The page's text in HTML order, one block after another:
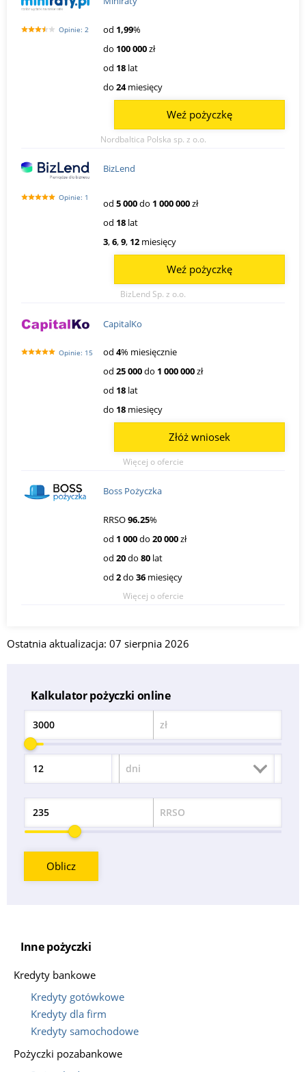
Opinie: 2 od 1,99%
do 100 000zł
od 18 lat
do 24miesięcy
Nordbaltica Polska sp. z o.o.
Weź pożyczkę
Opinie: 1
BizLend
od 5 000do 1 000 000zł
od 18 lat
3,6,9, 12 miesięcy
BizLend Sp. z o.o.
Weź pożyczkę
Opinie: 15
CapitalKo
od 4% miesięcznie
od 25 000do 1 000 000zł
od 18 lat
do 18 miesięcy
Więcej o ofercie
Złóż wniosek
Boss Pożyczka
RRSO96.25%
od 1 000do 20 000zł
od 20do 80 lat
od 2do 36 miesięcy
Więcej o ofercie
Ostatnia aktualizacja: 07 sierpnia 2026
Kalkulator pożyczki online
Kwota zł
Okres dni
Odsetek RRSO
Oblicz
Inne pożyczki
Kredyty bankowe
Kredyty gotówkowe
Kredyty dla firm
Kredyty samochodowe
Pożyczki pozabankowe